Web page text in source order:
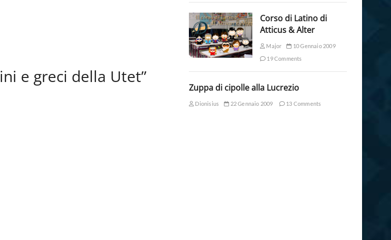
e greci della Utet”
Corso di Latino di
Atticus & Alter
Major
10 Gennaio 2009
19 Comments
Zuppa di cipolle alla Lucrezio
Dionisius 22 Gennaio 2009 13 Comments